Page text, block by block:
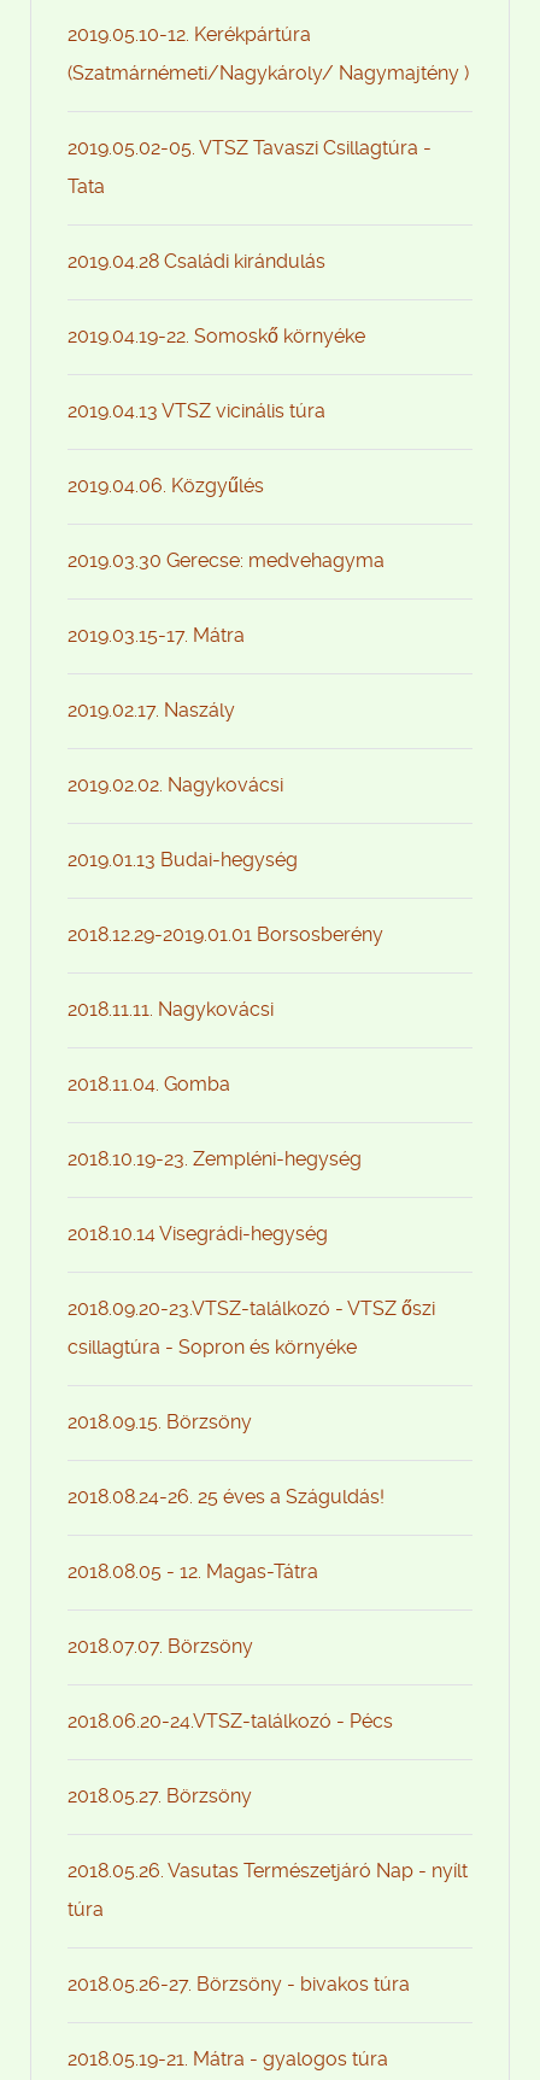
2019.05.10-12. Kerékpártúra
(Szatmárnémeti/Nagykároly/ Nagymajtény )
2019.05.02-05. VTSZ Tavaszi Csillagtúra -
Tata
2019.04.28 Családi kirándulás
2019.04.19-22. Somoskő környéke
2019.04.13 VTSZ vicinális túra
2019.04.06. Közgyűlés
2019.03.30 Gerecse: medvehagyma
2019.03.15-17. Mátra
2019.02.17. Naszály
2019.02.02. Nagykovácsi
2019.01.13 Budai-hegység
2018.12.29-2019.01.01 Borsosberény
2018.11.11. Nagykovácsi
2018.11.04. Gomba
2018.10.19-23. Zempléni-hegység
2018.10.14 Visegrádi-hegység
2018.09.20-23.VTSZ-találkozó - VTSZ őszi
csillagtúra - Sopron és környéke
2018.09.15. Börzsöny
2018.08.24-26. 25 éves a Száguldás!
2018.08.05 - 12. Magas-Tátra
2018.07.07. Börzsöny
2018.06.20-24.VTSZ-találkozó - Pécs
2018.05.27. Börzsöny
2018.05.26. Vasutas Természetjáró Nap - nyílt
túra
2018.05.26-27. Börzsöny - bivakos túra
2018.05.19-21. Mátra - gyalogos túra